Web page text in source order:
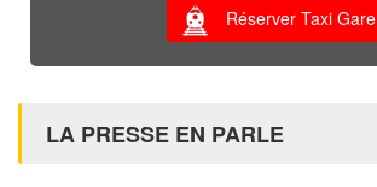
Réserver Taxi Gare
LA PRESSE EN PARLE